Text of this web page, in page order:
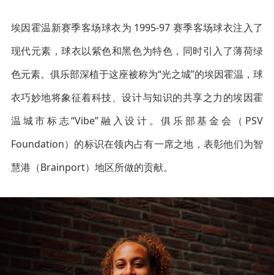
埃因霍温新赛季客场球衣为 1995-97 赛季客场球衣注入了
现代元素，球衣以紫色和黑色为特色，同时引入了薄荷绿
色元素。俱乐部深植于这座被称为“光之城”的埃因霍温，球
衣巧妙地将象征着科技、设计与知识的共享之力的埃因霍
温城市标志“Vibe”融入设计。俱乐部基金会（PSV
Foundation）的标识在领内占有一席之地，表彰他们为智
慧港（Brainport）地区所做的贡献。